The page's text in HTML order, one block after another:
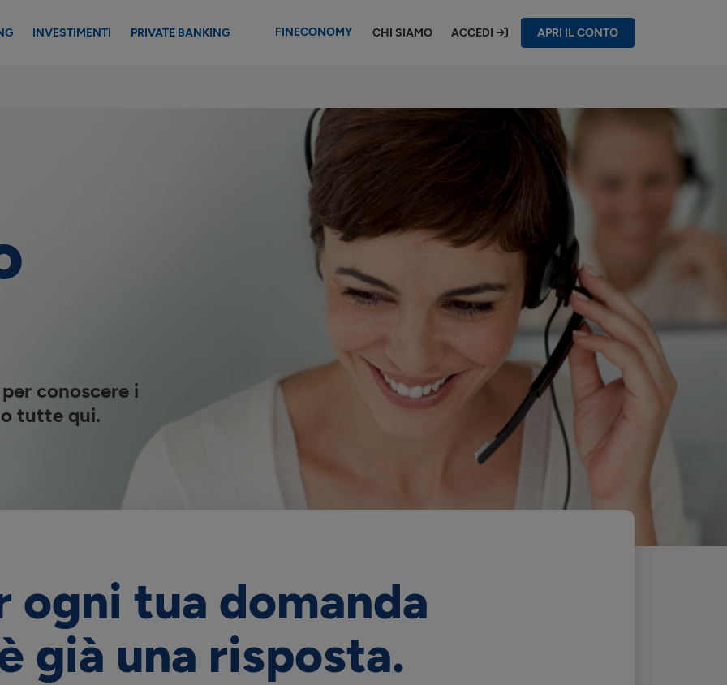
INVESTIMENTI PRIVATE BANKING FINECONOMY CHI SIAMO ACCEDI APRI IL CONTO
conoscere i
tutte qui.
ogni tua domanda
già una risposta.